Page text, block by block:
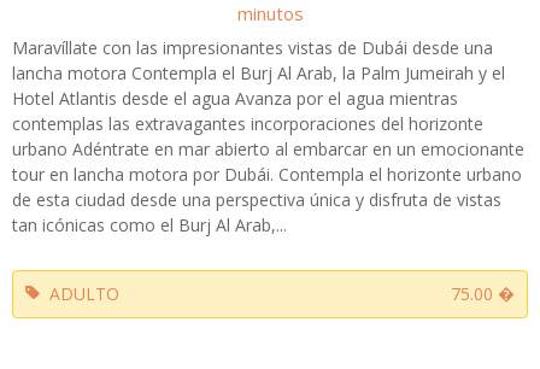
minutos
Maravíllate con las impresionantes vistas de Dubái desde una
lancha motora Contempla el Burj Al Arab, la Palm Jumeirah y el
Hotel Atlantis desde el agua Avanza por el agua mientras
contemplas las extravagantes incorporaciones del horizonte
urbano Adéntrate en mar abierto al embarcar en un emocionante
tour en lancha motora por Dubái. Contempla el horizonte urbano
de esta ciudad desde una perspectiva única y disfruta de vistas
tan icónicas como el Burj Al Arab,...
ADULTO 75.00 �